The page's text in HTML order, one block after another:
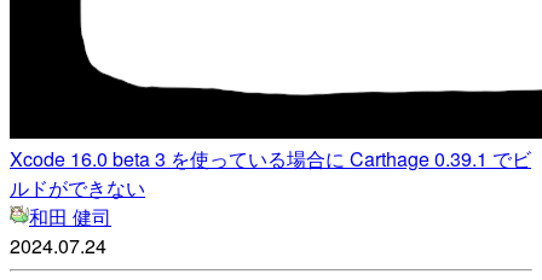
Xcode 16.0 beta 3 を使っている場合に Carthage 0.39.1 でビ
ルドができない
和田 健司
2024.07.24